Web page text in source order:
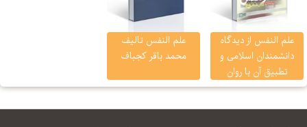
النفس از دیدگاه
اسلامی و
تطبیق آن با روان
شناسی جدید بنی
علم النفس تالیف
محمد باقر کجباف